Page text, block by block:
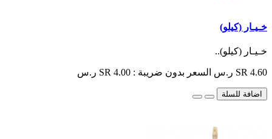
خـيـار (كيلو)
خـيـار (كيلو)..
SR 4.60 ر.س السعر بدون ضريبة : SR 4.00 ر.س
اضافة للسلة